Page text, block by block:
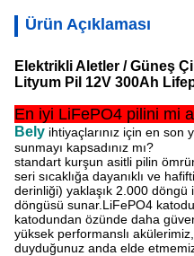
Ürün Açıklaması
Elektrikli Aletler / Güneş
Lityum Pil 12V 300Ah
En iyi LiFePO4 pilini mi
Bely ihtiyaçlarınız için en son
sunmayı kapsadınız mı?
standart kurşun asitli pilin
seri sıcaklığa dayanıklı ve
derinliği) yaklaşık 2.000
döngüsü sunar.LiFePO4
katodundan özünde daha
yüksek performanslı
duyduğunuz anda elde